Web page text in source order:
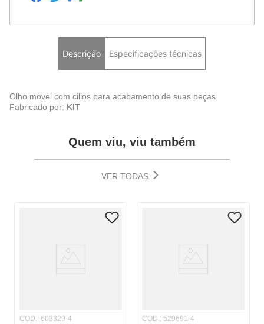
Descrição Especificações técnicas
Olho movel com cilios para acabamento de suas peças
Fabricado por: KIT
Quem viu, viu também
VER TODAS
COD.: 603329-4
COD.: 529691-4